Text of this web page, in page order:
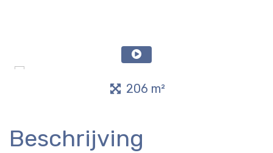
206 m²
Beschrijving